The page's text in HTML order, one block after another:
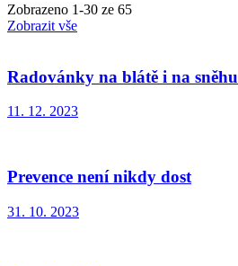
Zobrazeno 1-30 ze 65
Zobrazit vše
Radovánky na blátě i na sněhu
11. 12. 2023
Prevence není nikdy dost
31. 10. 2023